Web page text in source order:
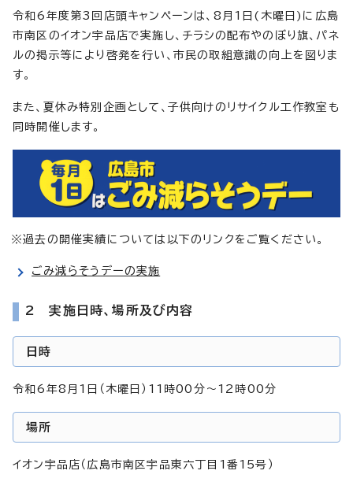
令和6年度第3回店頭キャンペーンは、8月1日(木曜日)に広島
市南区のイオン宇品店で実施し、チラシの配布やのぼり旗、パネ
ルの掲示等により啓発を行い、市民の取組意識の向上を図りま
す。
また、夏休み特別企画として、子供向けのリサイクル工作教室も
同時開催します。
※過去の開催実績については以下のリンクをご覧ください。
ごみ減らそうデーの実施
2 実施日時、場所及び内容
日時
令和6年8月1日（木曜日）11時00分～12時00分
場所
イオン宇品店（広島市南区宇品東六丁目1番15号）